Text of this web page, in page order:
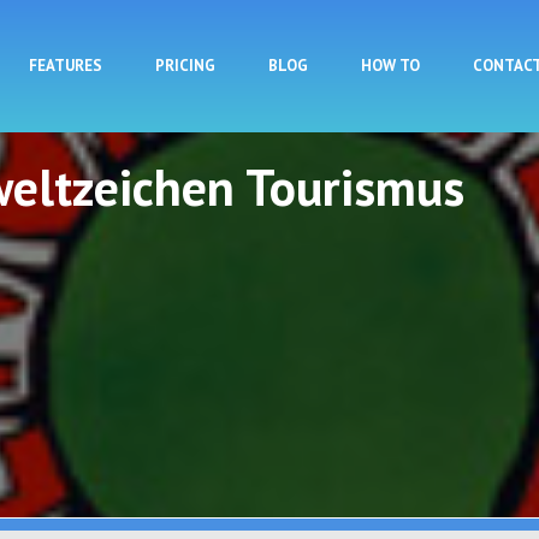
FEATURES PRICING BLOG HOW TO
Tourismus